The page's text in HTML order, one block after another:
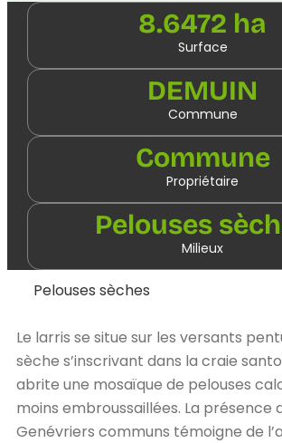
8.6472 ha
Surface
DEMUIN
Commune
Commune
Propriétaire
Pelouses
Milieux
Pelouses sèches
Le larris se situe sur les versants
sèche s’inscrivant dans la craie
abrite une mosaïque de pelouses
moins embroussaillées. La présence
Genévriers communs témoigne de